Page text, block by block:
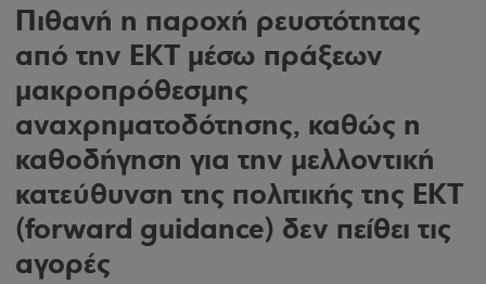
Πιθανή η παροχή ρευστότητας
από την ΕΚΤ μέσω πράξεων
μακροπρόθεσμης
αναχρηματοδότησης, καθώς η
καθοδήγηση για την μελλοντική
κατεύθυνση της πολιτικής της ΕΚΤ
(forward guidance) δεν πείθει τις
αγορές